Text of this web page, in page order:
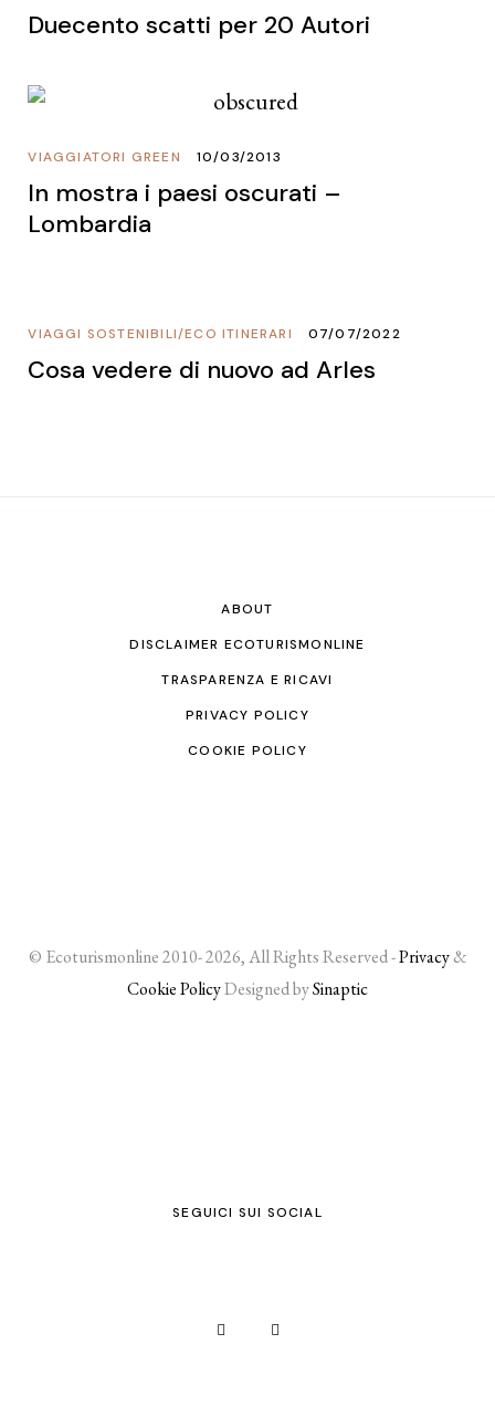
Duecento scatti per 20 Autori
VIAGGIATORI GREEN 10/03/2013
In mostra i paesi oscurati –
Lombardia
ECO ITINERARI
/
VIAGGI SOSTENIBILI 07/07/2022
Cosa vedere di nuovo ad Arles
ABOUT
DISCLAIMER ECOTURISMONLINE
TRASPARENZA E RICAVI
PRIVACY POLICY
COOKIE POLICY
© Ecoturismonline 2010- 2026, All Rights Reserved -Privacy&
Cookie PolicyDesigned bySinaptic
SEGUICI SUI SOCIAL